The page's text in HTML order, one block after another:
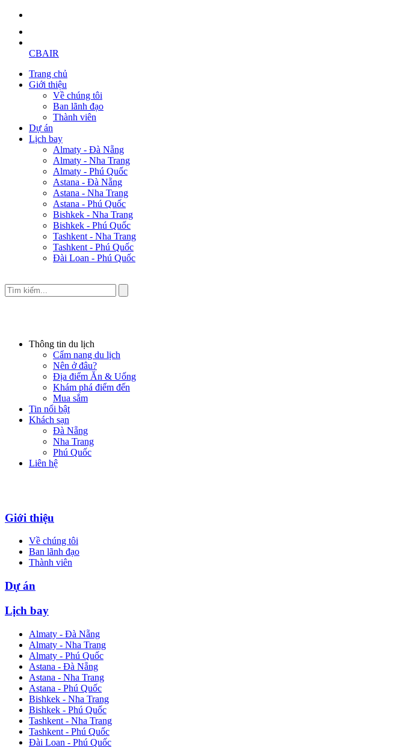
CBAIR
Trang chủ
Giới thiệu
Về chúng tôi
Ban lãnh đạo
Thành viên
Dự án
Lịch bay
Almaty - Đà Nẵng
Almaty - Nha Trang
Almaty - Phú Quốc
Astana - Đà Nẵng
Astana - Nha Trang
Astana - Phú Quốc
Bishkek - Nha Trang
Bishkek - Phú Quốc
Tashkent - Nha Trang
Tashkent - Phú Quốc
Đài Loan - Phú Quốc
Thông tin du lịch
Cẩm nang du lịch
Nên ở đâu?
Địa điểm Ăn & Uống
Khám phá điểm đến
Mua sắm
Tin nổi bật
Khách sạn
Đà Nẵng
Nha Trang
Phú Quốc
Liên hệ
Giới thiệu
Về chúng tôi
Ban lãnh đạo
Thành viên
Dự án
Lịch bay
Almaty - Đà Nẵng
Almaty - Nha Trang
Almaty - Phú Quốc
Astana - Đà Nẵng
Astana - Nha Trang
Astana - Phú Quốc
Bishkek - Nha Trang
Bishkek - Phú Quốc
Tashkent - Nha Trang
Tashkent - Phú Quốc
Đài Loan - Phú Quốc